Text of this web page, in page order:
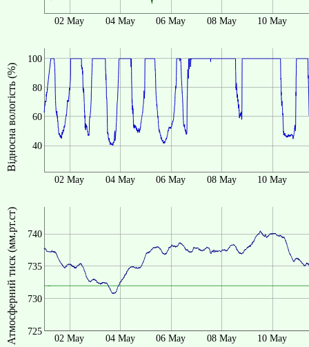
02 May 04 May 06 May 08 May 10 May
Відносна вологість (%) 40
60
80
100
02 May 04 May 06 May 08 May 10 May
Атмосферний тиск (мм.рт.ст) 725
730
735
740
02 May 04 May 06 May 08 May 10 May